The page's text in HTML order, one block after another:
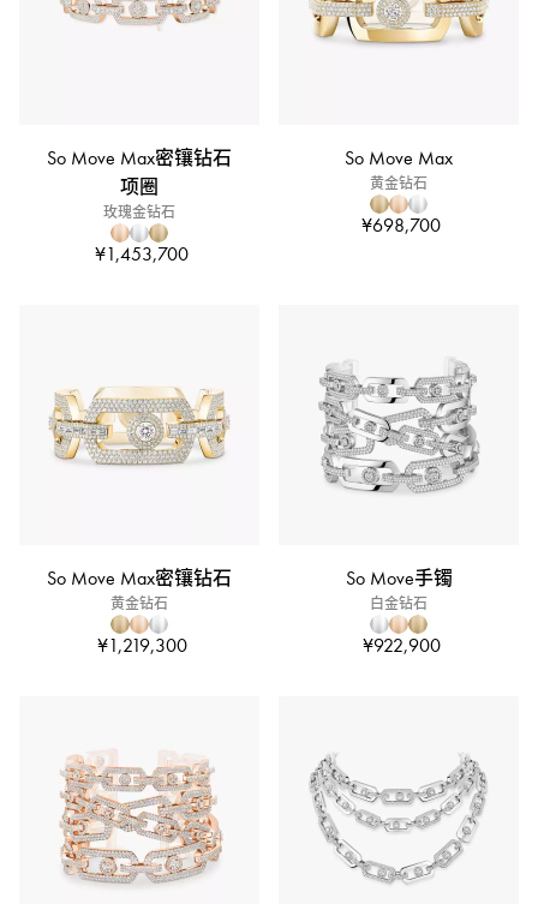
So Move Max密镶钻石
项圈
玫瑰金钻石
¥1,453,700
So Move Max
黄金钻石
¥698,700
So Move Max密镶钻石
黄金钻石
¥1,219,300
So Move手镯
白金钻石
¥922,900